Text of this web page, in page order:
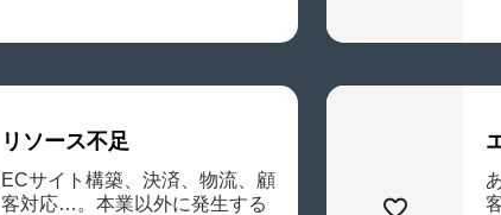
リソース不足
ECサイト構築、決済、物流、顧
客対応…。本業以外に発生する